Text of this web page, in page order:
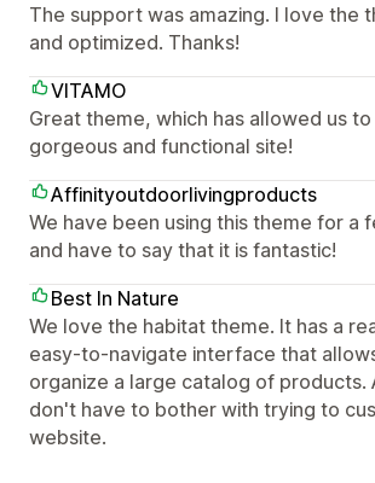
The support was amazing. I love the
and optimized. Thanks!
VITAMO
Great theme, which has allowed us
gorgeous and functional site!
Affinityoutdoorlivingproducts
We have been using this theme for a
and have to say that it is fantastic!
Best In Nature
We love the habitat theme. It has a
easy-to-navigate interface that
organize a large catalog of products.
don't have to bother with trying to
website.